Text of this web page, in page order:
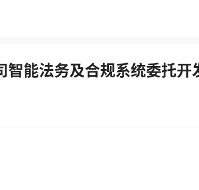
智能法务及合规系统委托开